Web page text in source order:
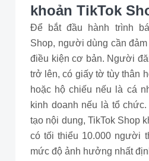
khoản TikTok
Để bắt đầu hành trình
Shop, người dùng cần
điều kiện cơ bản. Người
trở lên, có giấy tờ tùy thân
hoặc hộ chiếu nếu là cá
kinh doanh nếu là tổ
tạo nội dung, TikTok Shop
có tối thiểu 10.000 người
mức độ ảnh hưởng nhất